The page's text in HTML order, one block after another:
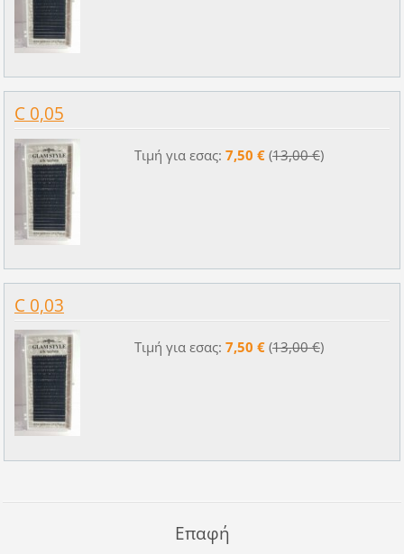
C 0,05
Τιμή για εσας: 7,50 €(13,00 €)
C 0,03
Τιμή για εσας: 7,50 €(13,00 €)
Επαφή